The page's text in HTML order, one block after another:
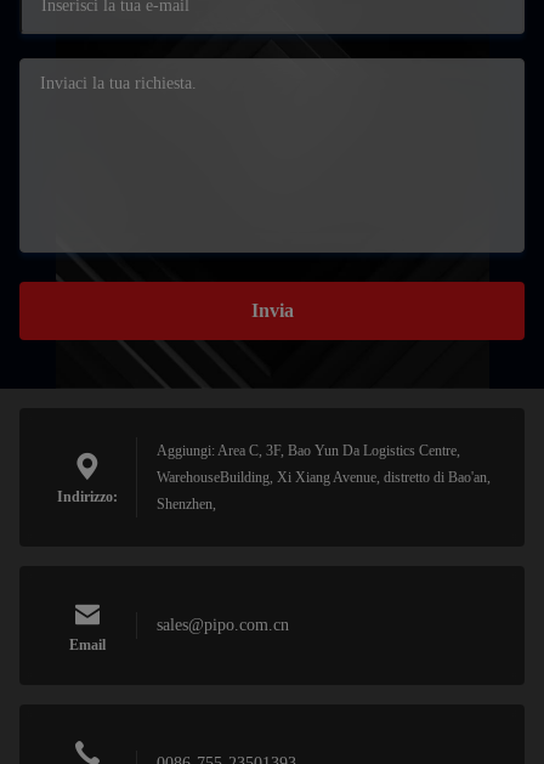
Invia
Indirizzo:
Aggiungi: Area C, 3F, Bao Yun Da Logistics Centre,
WarehouseBuilding, Xi Xiang Avenue, distretto di Bao'an,
Shenzhen,
Email
sales@pipo.com.cn